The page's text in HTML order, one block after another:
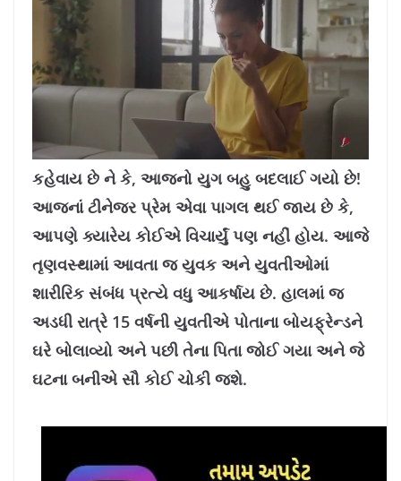
n
u
t
e
1
.
7
કહેવાય છે ને કે, આજનો યુગ બહુ બદલાઈ ગયો છે!
આજનાં ટીનેજર પ્રેમ એવા પાગલ થઈ જાય છે કે,
આપણે ક્યારેય કોઈએ વિચાર્યું પણ નહીં હોય. આજે
તૃણવસ્થામાં આવતા જ યુવક અને યુવતીઓમાં
શારીરિક સંબંધ પ્રત્યે વધુ આકર્ષાય છે. હાલમાં જ
અડધી રાત્રે 15 વર્ષની યુવતીએ પોતાના બોયફ્રેન્ડને
ઘરે બોલાવ્યો અને પછી તેના પિતા જોઈ ગયા અને જે
ઘટના બનીએ સૌ કોઈ ચોકી જશે.